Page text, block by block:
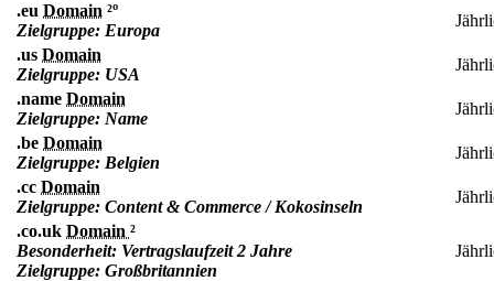
.eu Domain ²º
Zielgruppe: Europa
.us Domain
Zielgruppe: USA
.name Domain
Zielgruppe: Name
.be Domain
Zielgruppe: Belgien
.cc Domain
Zielgruppe: Content & Commerce / Kokosinseln
.co.uk Domain ²
Besonderheit: Vertragslaufzeit 2 Jahre
Zielgruppe: Großbritannien